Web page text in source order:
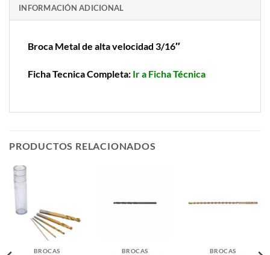
INFORMACIÓN ADICIONAL
Broca Metal de alta velocidad 3/16″
Ficha Tecnica Completa: Ir a Ficha Técnica
PRODUCTOS RELACIONADOS
BROCAS BROCAS BROCAS